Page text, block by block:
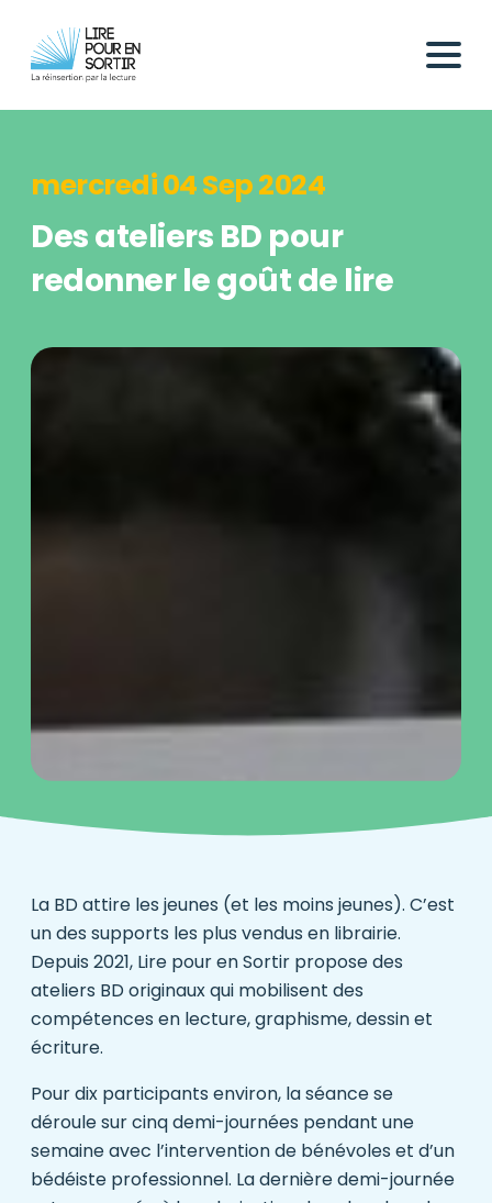
mercredi 04 Sep 2024
Des ateliers BD pour
redonner le goût de lire
La BD attire les jeunes (et les moins jeunes). C’est
un des supports les plus vendus en librairie.
Depuis 2021, Lire pour en Sortir propose des
ateliers BD originaux qui mobilisent des
compétences en lecture, graphisme, dessin et
écriture.
Pour dix participants environ, la séance se
déroule sur cinq demi-journées pendant une
semaine avec l’intervention de bénévoles et d’un
bédéiste professionnel. La dernière demi-journée